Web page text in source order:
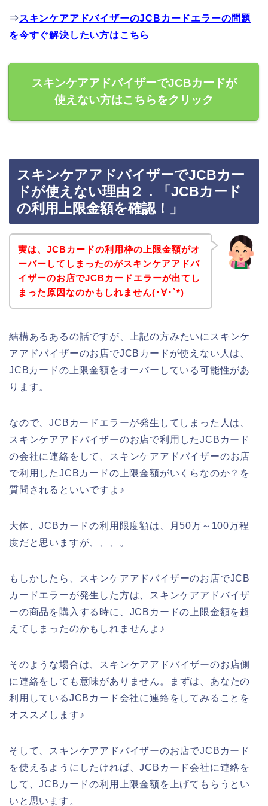
⇒ スキンケアアドバイザーのJCBカードエラーの問題
を今すぐ解決したい方はこちら
スキンケアアドバイザーでJCBカードが
使えない方はこちらをクリック
スキンケアアドバイザーでJCBカー
ドが使えない理由２．「JCBカード
の利用上限金額を確認！」
実は、JCBカードの利用枠の上限金額がオ
ーバーしてしまったのがスキンケアアドバ
イザーのお店でJCBカードエラーが出てし
まった原因なのかもしれません(･∀･`*)
結構あるあるの話ですが、上記の方みたいにスキンケ
アアドバイザーのお店でJCBカードが使えない人は、
JCBカードの上限金額をオーバーしている可能性があ
ります。
なので、JCBカードエラーが発生してしまった人は、
スキンケアアドバイザーのお店で利用したJCBカード
の会社に連絡をして、スキンケアアドバイザーのお店
で利用したJCBカードの上限金額がいくらなのか？を
質問されるといいですよ♪
大体、JCBカードの利用限度額は、月50万～100万程
度だと思いますが、、、。
もしかしたら、スキンケアアドバイザーのお店でJCB
カードエラーが発生した方は、スキンケアアドバイザ
ーの商品を購入する時に、JCBカードの上限金額を超
えてしまったのかもしれませんよ♪
そのような場合は、スキンケアアドバイザーのお店側
に連絡をしても意味がありません。まずは、あなたの
利用しているJCBカード会社に連絡をしてみることを
オススメします♪
そして、スキンケアアドバイザーのお店でJCBカード
を使えるようにしたければ、JCBカード会社に連絡を
して、JCBカードの利用上限金額を上げてもらうとい
いと思います。